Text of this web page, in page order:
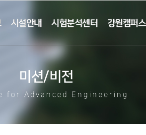
시설안내 시험분석센터 강원캠퍼스
미션/비전
for Advanced Engineering